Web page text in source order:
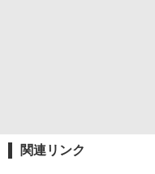
関連リンク